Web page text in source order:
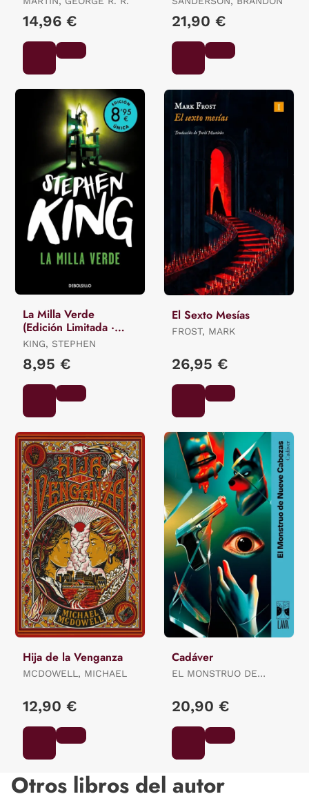
14,96 € 21,90 €
La Milla Verde
(Edición Limitada ·
Verano)
KING, STEPHEN
8,95 €
El Sexto Mesías
FROST, MARK
26,95 €
Hija de la Venganza
MCDOWELL, MICHAEL
12,90 €
Cadáver
EL MONSTRUO DE
BARRIENTOS,
MAXIMILIANO /
ANCIRA, LOLA / RIVERO,
LUIS CARLOS / REYES,
20,90 €
Otros libros del autor